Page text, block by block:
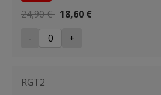
24,90 € 18,60 €
-
+
RGT2